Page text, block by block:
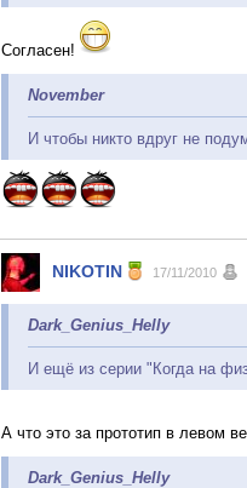
Согласен!
November
И чтобы никто вдруг не
NIKOTIN 17/11/2010
Dark_Genius_Helly
И ещё из серии "Когда на
А что это за прототип в левом
Dark_Genius_Helly